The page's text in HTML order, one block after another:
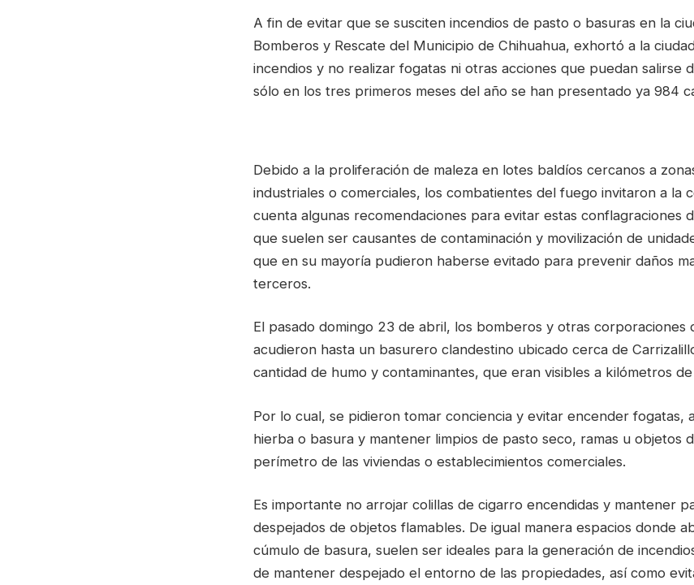
A fin de evitar que se susciten incendios de pasto o basuras en la
Bomberos y Rescate del Municipio de Chihuahua, exhortó a la
incendios y no realizar fogatas ni otras acciones que puedan salirse
sólo en los tres primeros meses del año se han presentado ya 984
Debido a la proliferación de maleza en lotes baldíos cercanos a
industriales o comerciales, los combatientes del fuego invitaron a la
cuenta algunas recomendaciones para evitar estas conflagraciones
que suelen ser causantes de contaminación y movilización de
que en su mayoría pudieron haberse evitado para prevenir daños
terceros.
El pasado domingo 23 de abril, los bomberos y otras corporaciones
acudieron hasta un basurero clandestino ubicado cerca de
cantidad de humo y contaminantes, que eran visibles a kilómetros de
Por lo cual, se pidieron tomar conciencia y evitar encender fogatas,
hierba o basura y mantener limpios de pasto seco, ramas u objetos
perímetro de las viviendas o establecimientos comerciales.
Es importante no arrojar colillas de cigarro encendidas y mantener
despejados de objetos flamables. De igual manera espacios donde
cúmulo de basura, suelen ser ideales para la generación de
de mantener despejado el entorno de las propiedades, así como